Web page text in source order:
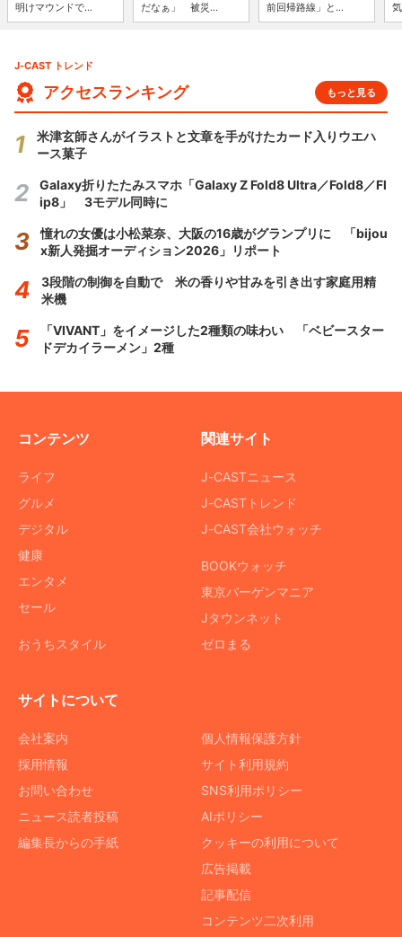
明けマウンドで...
だなぁ」 被災...
前回帰路線」と...
J-CAST トレンド
アクセスランキング もっと見る
米津玄師さんがイラストと文章を手がけたカード入りウエハ
ース菓子
Galaxy折りたたみスマホ「Galaxy Z Fold8 Ultra／Fold8／Fl
ip8」 3モデル同時に
憧れの女優は小松菜奈、大阪の16歳がグランプリに 「bijou
x新人発掘オーディション2026」リポート
3段階の制御を自動で 米の香りや甘みを引き出す家庭用精
米機
「VIVANT」をイメージした2種類の味わい 「ベビースター
ドデカイラーメン」2種
コンテンツ
ライフ
グルメ
デジタル
健康
エンタメ
セール
おうちスタイル
関連サイト
J-CASTニュース
J-CASTトレンド
J-CAST会社ウォッチ
BOOKウォッチ
東京バーゲンマニア
Jタウンネット
ゼロまる
サイトについて
会社案内
採用情報
お問い合わせ
ニュース読者投稿
編集長からの手紙
個人情報保護方針
サイト利用規約
SNS利用ポリシー
AIポリシー
クッキーの利用について
広告掲載
記事配信
コンテンツ二次利用